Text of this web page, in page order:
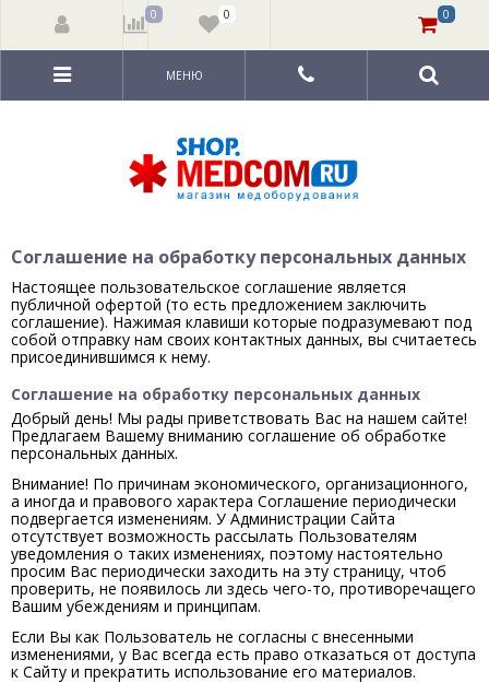
МЕНЮ
Соглашение на обработку персональных данных
Настоящее пользовательское соглашение является
публичной офертой (то есть предложением заключить
соглашение). Нажимая клавиши которые подразумевают под
собой отправку нам своих контактных данных, вы считаетесь
присоединившимся к нему.
Соглашение на обработку персональных данных
Добрый день! Мы рады приветствовать Вас на нашем сайте!
Предлагаем Вашему вниманию соглашение об обработке
персональных данных.
Внимание! По причинам экономического, организационного,
а иногда и правового характера Соглашение периодически
подвергается изменениям. У Администрации Сайта
отсутствует возможность рассылать Пользователям
уведомления о таких изменениях, поэтому настоятельно
просим Вас периодически заходить на эту страницу, чтоб
проверить, не появилось ли здесь чего-то, противоречащего
Вашим убеждениям и принципам.
Если Вы как Пользователь не согласны с внесенными
изменениями, у Вас всегда есть право отказаться от доступа
к Сайту и прекратить использование его материалов.
0 0 0